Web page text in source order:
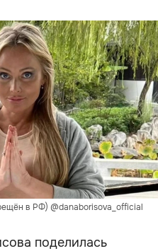
в РФ) @danaborisova_official
поделилась